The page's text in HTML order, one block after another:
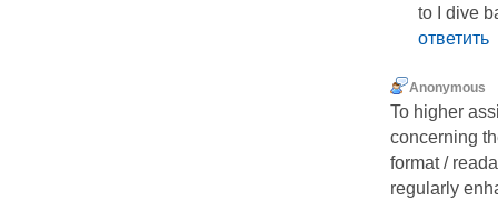
to I dive
ответить
Anonymous
To higher
concerning
format /
regularly